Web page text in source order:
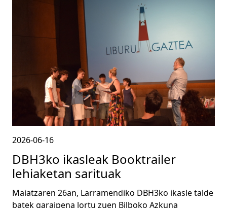
2026-06-16
DBH3ko ikasleak Booktrailer
lehiaketan sarituak
Maiatzaren 26an, Larramendiko DBH3ko ikasle talde
batek garaipena lortu zuen Bilboko Azkuna